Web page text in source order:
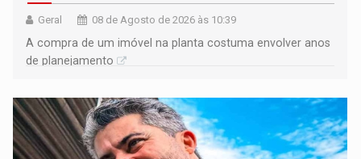
Geral 08 de Agosto de 2026 às 10:39
A compra de um imóvel na planta costuma envolver anos
de planejamento